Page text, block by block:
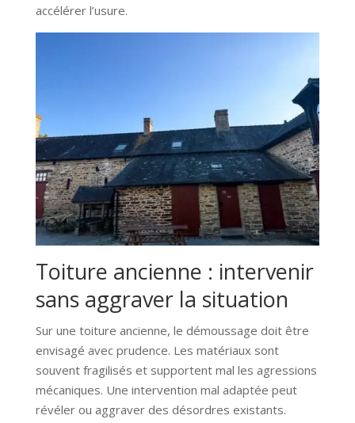
accélérer l’usure.
Toiture ancienne : intervenir
sans aggraver la situation
Sur une toiture ancienne, le démoussage doit être
envisagé avec prudence. Les matériaux sont
souvent fragilisés et supportent mal les agressions
mécaniques. Une intervention mal adaptée peut
révéler ou aggraver des désordres existants.